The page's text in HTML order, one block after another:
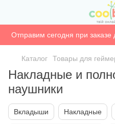
Отправим сегодня при
Каталог Товары для
Накладные и
наушники
Вкладыши Накладные